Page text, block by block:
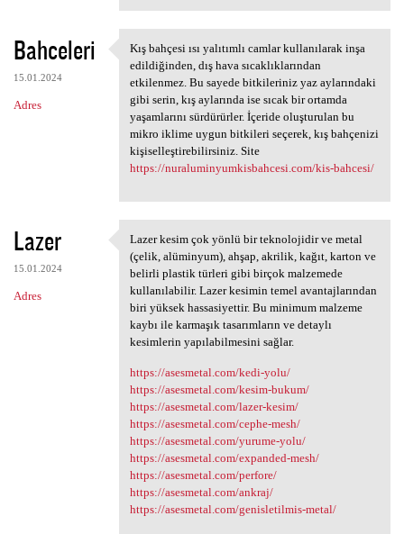
Bahceleri
15.01.2024
Adres
Kış bahçesi ısı yalıtımlı
Kış bahçesi ısı yalıtımlı camlar kullanılarak inşa
edildiğinden, dış hava sıcaklıklarından
etkilenmez. Bu sayede bitkileriniz yaz aylarındaki
gibi serin, kış aylarında ise sıcak bir ortamda
yaşamlarını sürdürürler. İçeride oluşturulan bu
mikro iklime uygun bitkileri seçerek, kış bahçenizi
kişiselleştirebilirsiniz. Site
https://nuraluminyumkisbahcesi.com/kis-bahcesi/
Lazer
15.01.2024
Adres
Lazer kesim çok yönlü bir
Lazer kesim çok yönlü bir teknolojidir ve metal
(çelik, alüminyum), ahşap, akrilik, kağıt, karton ve
belirli plastik türleri gibi birçok malzemede
kullanılabilir. Lazer kesimin temel avantajlarından
biri yüksek hassasiyettir. Bu minimum malzeme
kaybı ile karmaşık tasarımların ve detaylı
kesimlerin yapılabilmesini sağlar.
https://asesmetal.com/kedi-yolu/
https://asesmetal.com/kesim-bukum/
https://asesmetal.com/lazer-kesim/
https://asesmetal.com/cephe-mesh/
https://asesmetal.com/yurume-yolu/
https://asesmetal.com/expanded-mesh/
https://asesmetal.com/perfore/
https://asesmetal.com/ankraj/
https://asesmetal.com/genisletilmis-metal/